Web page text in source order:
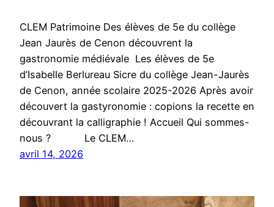
CLEM Patrimoine Des élèves de 5e du collège
Jean Jaurès de Cenon découvrent la
gastronomie médiévale Les élèves de 5e
d’Isabelle Berlureau Sicre du collège Jean-Jaurès
de Cenon, année scolaire 2025-2026 Après avoir
découvert la gastyronomie : copions la recette en
découvrant la calligraphie ! Accueil Qui sommes-
nous ? Le CLEM…
avril 14, 2026